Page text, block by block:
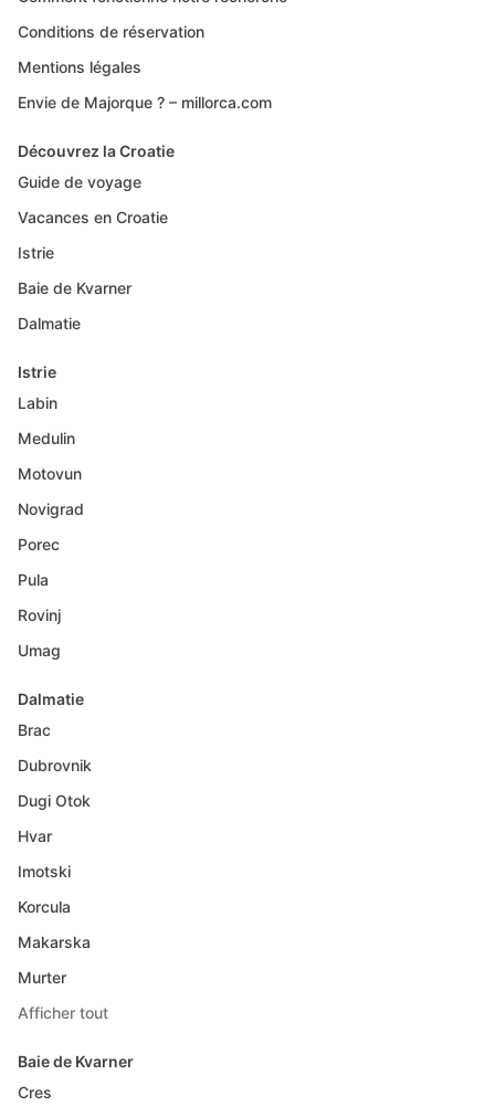
Conditions de réservation
Mentions légales
Envie de Majorque ? – millorca.com
Découvrez la Croatie
Guide de voyage
Vacances en Croatie
Istrie
Baie de Kvarner
Dalmatie
Istrie
Labin
Medulin
Motovun
Novigrad
Porec
Pula
Rovinj
Umag
Dalmatie
Brac
Dubrovnik
Dugi Otok
Hvar
Imotski
Korcula
Makarska
Murter
Afficher tout
Baie de Kvarner
Cres